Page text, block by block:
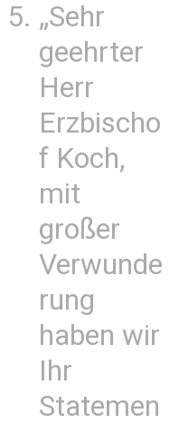
„Sehr
geehrter
Herr
Erzbischo
f Koch,
mit
großer
Verwunde
rung
haben wir
Ihr
Statemen